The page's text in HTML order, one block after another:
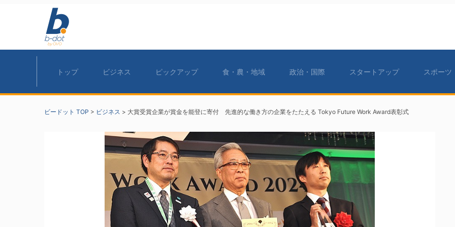
トップ ビジネス ピックアップ 食・農・地域 政治・国際 スタートアップ スポーツ
ビードット TOP > ビジネス > 大賞受賞企業が賞金を能登に寄付 先進的な働き方の企業をたたえる Tokyo Future Work Award表彰式